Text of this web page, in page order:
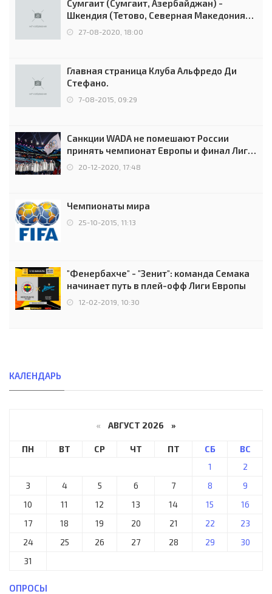
Сумгаит (Сумгаит, Азербайджан) -
Шкендия (Тетово, Северная Македония) -
0:2 (0:0)
27-08-2020, 18:00
Главная страница Клуба Альфредо Ди
Стефано.
7-08-2015, 09:29
Санкции WADA не помешают России
принять чемпионат Европы и финал Лиги
чемпионов.
20-12-2020, 17:48
Чемпионаты мира
25-10-2015, 11:13
"Фенербахче" - "Зенит": команда Семака
начинает путь в плей-офф Лиги Европы
12-02-2019, 10:30
КАЛЕНДАРЬ
« АВГУСТ 2026 »
ПН ВТ СР ЧТ ПТ СБ
ВС
1
2
3
4 5 6 7 8
9
10
11 12 13 14 15
16
17
18 19 20 21 22
23
24
25 26 27 28 29
30
31
ОПРОСЫ